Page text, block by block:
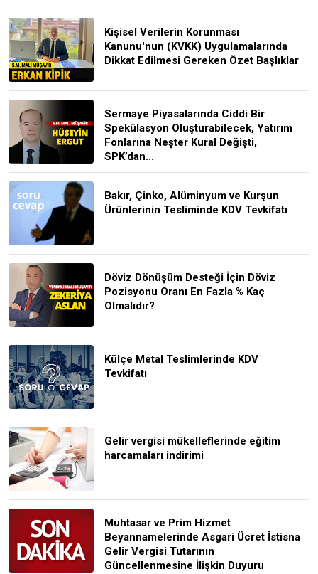
Kişisel Verilerin Korunması
Kanunu'nun (KVKK) Uygulamalarında
Dikkat Edilmesi Gereken Özet Başlıklar
Sermaye Piyasalarında Ciddi Bir
Spekülasyon Oluşturabilecek, Yatırım
Fonlarına Neşter Kural Değişti,
SPK’dan...
Bakır, Çinko, Alüminyum ve Kurşun
Ürünlerinin Tesliminde KDV Tevkifatı
Döviz Dönüşüm Desteği İçin Döviz
Pozisyonu Oranı En Fazla % Kaç
Olmalıdır?
Külçe Metal Teslimlerinde KDV
Tevkifatı
Gelir vergisi mükelleflerinde eğitim
harcamaları indirimi
Muhtasar ve Prim Hizmet
Beyannamelerinde Asgari Ücret İstisna
Gelir Vergisi Tutarının
Güncellenmesine İlişkin Duyuru